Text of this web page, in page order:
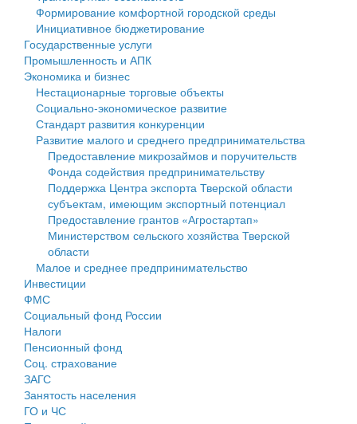
Государственные услуги
Промышленность и АПК
Экономика и бизнес
Символика
Устав
Гостям округа
Туризм
Культура
Образование
Здравоохранение
Социальная защита
Фотоальбом
муниципального округа Тверской области
Администрация Кашинского муниципального округа
Тверской области
Управление сельскими территориями
Открытые данные
Работа с обращениями граждан
Муниципальный контроль
Муниципальные услуги
Проекты административных регламентов
Антимонопольный комплаенс
Противодействие коррупции
Финансовое управление
Бюджет для граждан
Имущество
Выявление правообладателей ранее учтенных
объектов недвижимости
Имущественная поддержка субъектов малого и
среднего предпринимательства
Информационная поддержка субъектов малого и
среднего предпринимательства
Муниципальные программы
Контрольно-счетная палата
Персональные данные
Оценка регулирующего воздействия
Формирование комфортной городской среды
Инициативное бюджетирование
Государственные услуги
Промышленность и АПК
Экономика и бизнес
Нестационарные торговые объекты
Социально-экономическое развитие
Стандарт развития конкуренции
Развитие малого и среднего предпринимательства
Предоставление микрозаймов и поручительств
Фонда содействия предпринимательству
Поддержка Центра экспорта Тверской области
субъектам, имеющим экспортный потенциал
Предоставление грантов «Агростартап»
Министерством сельского хозяйства Тверской
области
Малое и среднее предпринимательство
Инвестиции
ФМС
Социальный фонд России
Налоги
Пенсионный фонд
Соц. страхование
ЗАГС
Занятость населения
ГО и ЧС